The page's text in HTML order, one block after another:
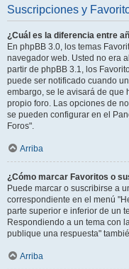
Suscripciones y
¿Cuál es la diferencia entre
En phpBB 3.0, los temas
navegador web. Usted no era
partir de phpBB 3.1, los
puede ser notificado cuando
embargo, se le avisará de que
propio foro. Las opciones de
se pueden configurar en el
Foros".
Arriba
¿Cómo marcar Favoritos o
Puede marcar o suscribirse a
correspondiente en el menú
parte superior e inferior de un
Respondiendo a un tema con
publique una respuesta"
Arriba